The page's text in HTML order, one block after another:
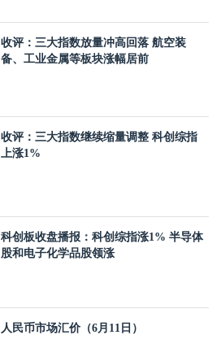
收评：三大指数放量冲高回落 航空装
备、工业金属等板块涨幅居前
收评：三大指数继续缩量调整 科创综指
上涨1%
科创板收盘播报：科创综指涨1% 半导体
股和电子化学品股领涨
人民币市场汇价（6月11日）